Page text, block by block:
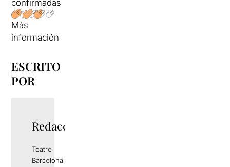
confirmadas
Más
información
ESCRITO
POR
Redacció
Teatre
Barcelona es